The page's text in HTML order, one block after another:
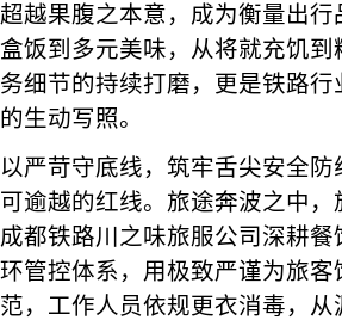
超越果腹之本意，成为衡量出
盒饭到多元美味，从将就充饥
务细节的持续打磨，更是铁路
的生动写照。
以严苛守底线，筑牢舌尖安全
可逾越的红线。旅途奔波之中
成都铁路川之味旅服公司深耕
环管控体系，用极致严谨为旅
范，工作人员依规更衣消毒，